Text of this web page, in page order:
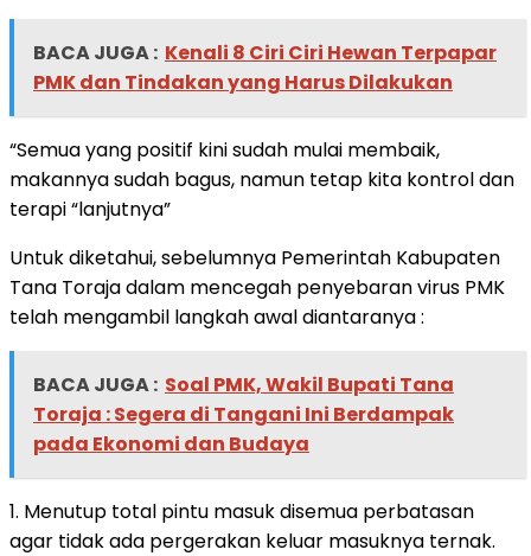
BACA JUGA : Kenali 8 Ciri Ciri Hewan Terpapar
PMK dan Tindakan yang Harus Dilakukan
“Semua yang positif kini sudah mulai membaik,
makannya sudah bagus, namun tetap kita kontrol dan
terapi “lanjutnya”
Untuk diketahui, sebelumnya Pemerintah Kabupaten
Tana Toraja dalam mencegah penyebaran virus PMK
telah mengambil langkah awal diantaranya :
BACA JUGA : Soal PMK, Wakil Bupati Tana
Toraja : Segera di Tangani Ini Berdampak
pada Ekonomi dan Budaya
1. Menutup total pintu masuk disemua perbatasan
agar tidak ada pergerakan keluar masuknya ternak.